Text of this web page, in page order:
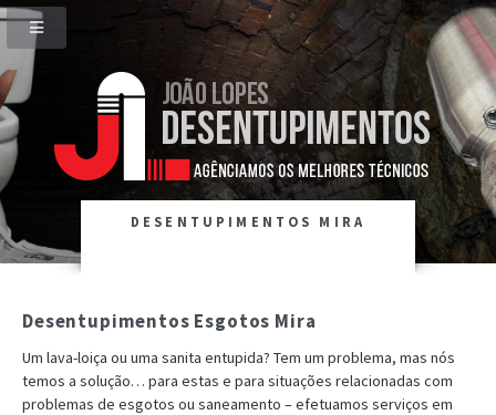
DESENTUPIMENTOS MIRA
Desentupimentos Esgotos Mira
Um lava-loiça ou uma sanita entupida? Tem um problema, mas nós
temos a solução… para estas e para situações relacionadas com
problemas de esgotos ou saneamento – efetuamos serviços em